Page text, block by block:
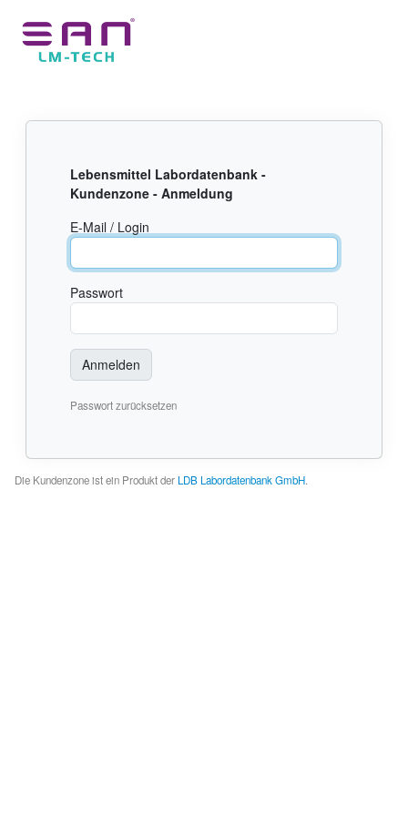
Lebensmittel Labordatenbank -
Kundenzone - Anmeldung
E-Mail / Login
Passwort
Passwort zurücksetzen
Die Kundenzone ist ein Produkt der LDB Labordatenbank GmbH.